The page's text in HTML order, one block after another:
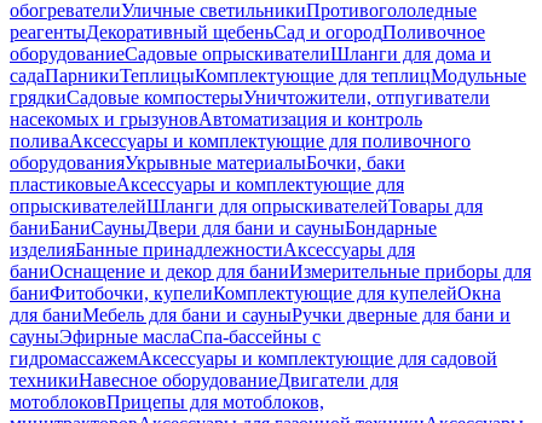
обогревателиУличные светильникиПротивогололедные
реагентыДекоративный щебеньСад и огородПоливочное
оборудованиеСадовые опрыскивателиШланги для дома и
садаПарникиТеплицыКомплектующие для теплицМодульные
грядкиСадовые компостерыУничтожители, отпугиватели
насекомых и грызуновАвтоматизация и контроль
поливаАксессуары и комплектующие для поливочного
оборудованияУкрывные материалыБочки, баки
пластиковыеАксессуары и комплектующие для
опрыскивателейШланги для опрыскивателейТовары для
баниБаниСауныДвери для бани и сауныБондарные
изделияБанные принадлежностиАксессуары для
баниОснащение и декор для баниИзмерительные приборы для
баниФитобочки, купелиКомплектующие для купелейОкна
для баниМебель для бани и сауныРучки дверные для бани и
сауныЭфирные маслаСпа-бассейны с
гидромассажемАксессуары и комплектующие для садовой
техникиНавесное оборудованиеДвигатели для
мотоблоковПрицепы для мотоблоков,